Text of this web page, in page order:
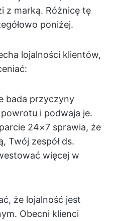
z marką. Różnicę tę
poniżej.
lojalności klientów,
bada przyczyny
i podwaja je.
24×7 sprawia, że
Twój zespół ds.
więcej w
że lojalność jest
Obecni klienci